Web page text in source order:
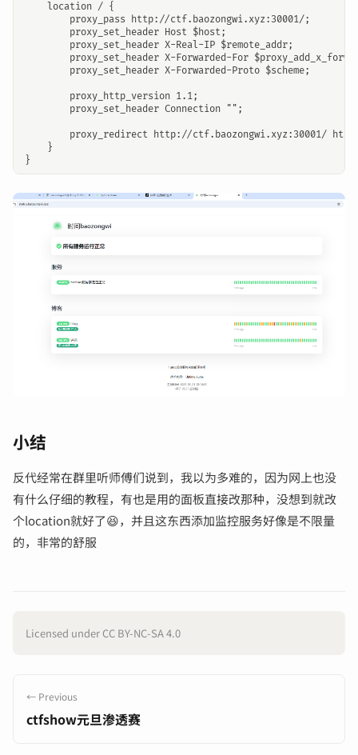
    location / {
        proxy_pass http://ctf.baozongwi.xyz:30001/;
        proxy_set_header Host $host;
        proxy_set_header X-Real-IP $remote_addr;
proxy_set_header X-Forwarded-For
        proxy_set_header X-Forwarded-Proto $scheme;
        proxy_http_version 1.1;
        proxy_set_header Connection "";
proxy_redirect http://ctf.baozongwi.xyz:30001/
    }
小结
反代经常在群里听师傅们说到，我以为多难的，因为网上也没
有什么仔细的教程，有也是用的面板直接改那种，没想到就改
个location就好了😆，并且这东西添加监控服务好像是不限量
的，非常的舒服
Licensed under CC BY-NC-SA 4.0
← Previous
ctfshow元旦渗透赛